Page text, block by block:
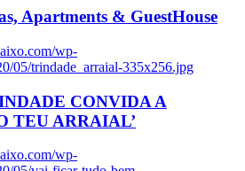
Apartments & GuestHouse
wp-
05/trindade_arraial-335x256.jpg
CONVIDA A
TEU ARRAIAL’
wp-